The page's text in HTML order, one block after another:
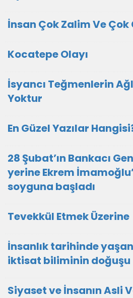
İnsan Çok Zalim Ve
Kocatepe Olayı
İsyancı Teğmenlerin
Yoktur
En Güzel Yazılar
28 Şubat’ın Bankacı
yerine Ekrem
soyguna başladı
Tevekkül Etmek Üzerine
İnsanlık tarihinde
iktisat biliminin doğuşu
Siyaset ve İnsanın Asli